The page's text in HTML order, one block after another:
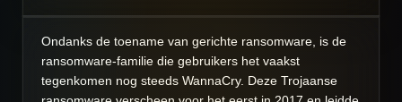
Ondanks de toename van gerichte ransomware, is de
ransomware-familie die gebruikers het vaakst
tegenkomen nog steeds WannaCry. Deze Trojaanse